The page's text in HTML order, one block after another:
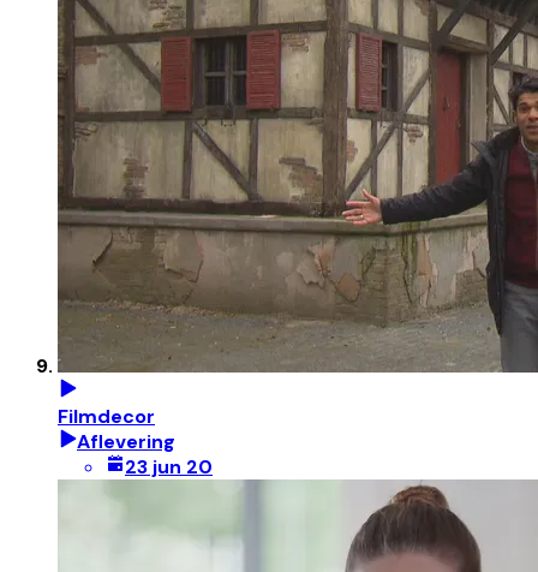
Filmdecor
Aflevering
23 jun 20